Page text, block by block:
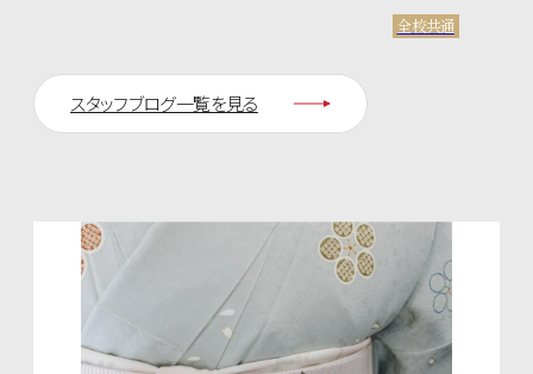
全校共通
スタッフブログ一覧を見る